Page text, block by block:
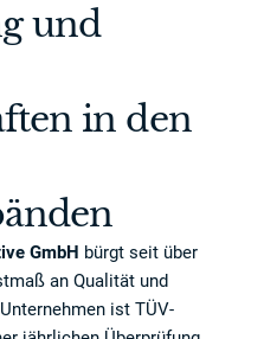
und
in den
GmbH bürgt seit über
an Qualität und
ist TÜV-